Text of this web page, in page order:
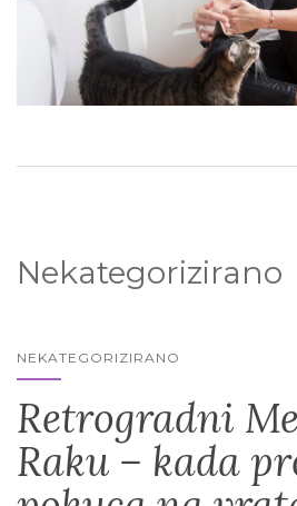
Nekategorizirano
NEKATEGORIZIRANO
Retrogradni
Raku – kada